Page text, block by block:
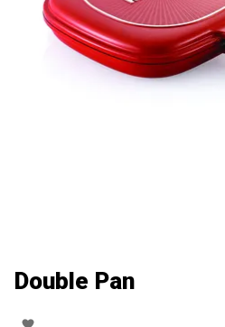
Double Pan